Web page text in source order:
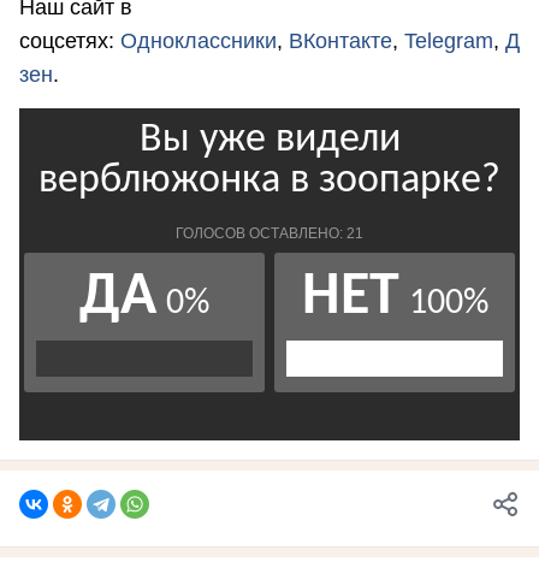
Наш сайт в
соцсетях: Одноклассники, ВКонтакте, Telegram, Д
зен.